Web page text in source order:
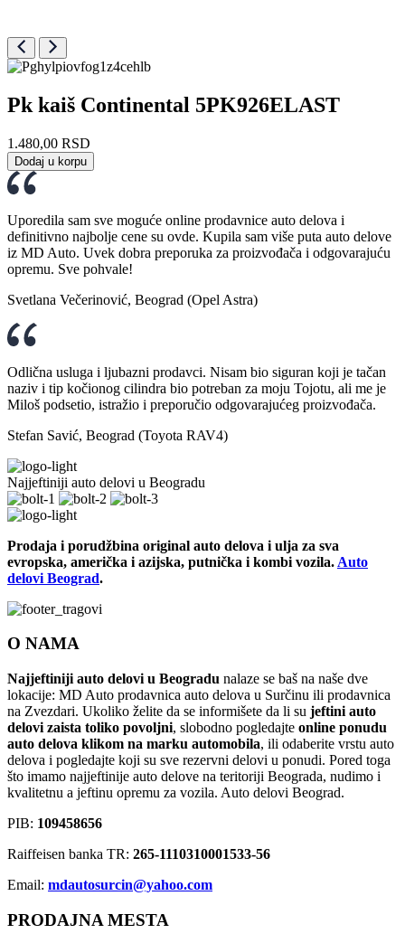
Pk kaiš Continental 5PK926ELAST
1.480,00 RSD
Dodaj u korpu
Uporedila sam sve moguće online prodavnice auto delova i
definitivno najbolje cene su ovde. Kupila sam više puta auto delove
iz MD Auto. Uvek dobra preporuka za proizvođača i odgovarajuću
opremu. Sve pohvale!
Svetlana Večerinović, Beograd (Opel Astra)
Odlična usluga i ljubazni prodavci. Nisam bio siguran koji je tačan
naziv i tip kočionog cilindra bio potreban za moju Tojotu, ali me je
Miloš podsetio, istražio i preporučio odgovarajućeg proizvođača.
Stefan Savić, Beograd (Toyota RAV4)
Najjeftiniji auto delovi u Beogradu
Prodaja i porudžbina original auto delova i ulja za sva
evropska, američka i azijska, putnička i kombi vozila. Auto
delovi Beograd.
O NAMA
Najjeftiniji auto delovi u Beogradu nalaze se baš na naše dve
lokacije: MD Auto prodavnica auto delova u Surčinu ili prodavnica
na Zvezdari. Ukoliko želite da se informišete da li su jeftini auto
delovi zaista toliko povoljni, slobodno pogledajte online ponudu
auto delova klikom na marku automobila, ili odaberite vrstu auto
delova i pogledajte koji su sve rezervni delovi u ponudi. Pored toga
što imamo najjeftinije auto delove na teritoriji Beograda, nudimo i
kvalitetnu a jeftinu opremu za vozila. Auto delovi Beograd.
PIB: 109458656
Raiffeisen banka TR: 265-1110310001533-56
Email: mdautosurcin@yahoo.com
PRODAJNA MESTA